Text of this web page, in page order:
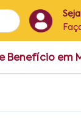
Benefício em